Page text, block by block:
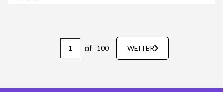
of 100 WEITER